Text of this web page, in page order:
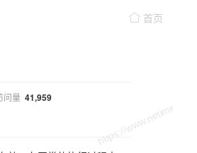
首页
问量 41,959